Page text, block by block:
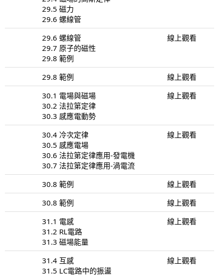
29.5 磁力
29.6 螺線管
29.6 螺線管
29.7 原子的磁性
29.8 範例
線上觀看
29.8 範例
線上觀看
30.1 電場與磁場
30.2 法拉第定律
30.3 感應電動勢
線上觀看
30.4 冷次定律
30.5 感應電場
30.6 法拉第定律應用-發電機
30.7 法拉第定律應用-渦電流
線上觀看
30.8 範例
線上觀看
30.8 範例
線上觀看
31.1 電感
31.2 RL電路
31.3 磁場能量
線上觀看
31.4 互感
31.5 LC電路中的振盪
線上觀看